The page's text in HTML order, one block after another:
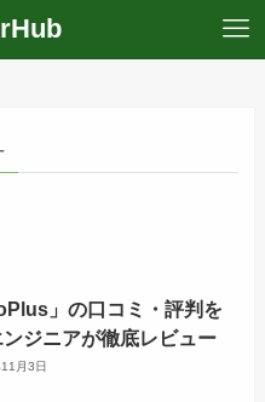
」の口コミ・評判を
ジニアが徹底レビュー
月3日